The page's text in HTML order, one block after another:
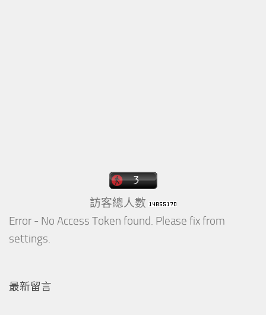
訪客總人數
Error - No Access Token found. Please fix from
settings.
最新留言